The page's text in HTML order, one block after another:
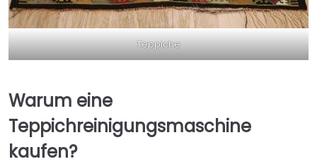
Teppiche
Warum eine
Teppichreinigungsmaschine
kaufen?